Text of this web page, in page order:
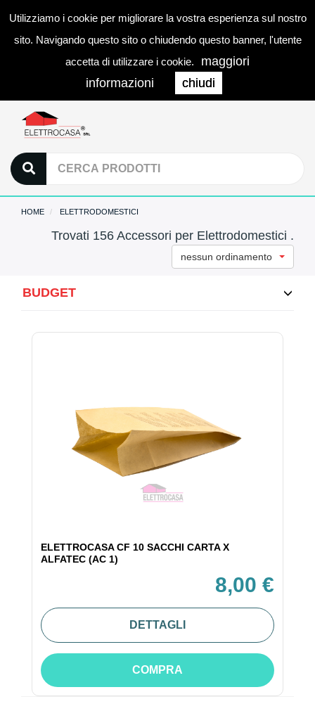
Utilizziamo i cookie per migliorare la vostra esperienza sul nostro
sito. Navigando questo sito o chiudendo questo banner, l'utente
accetta di utilizzare i cookie.
maggiori
informazioni
chiudi
0
HOME ELETTRODOMESTICI
Trovati 156 Accessori per Elettrodomestici .
nessun ordinamento
BUDGET
ELETTROCASA CF 10 SACCHI CARTA X
ALFATEC (AC 1)
8,00 €
DETTAGLI
COMPRA